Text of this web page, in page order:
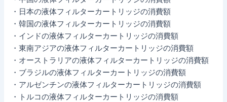
・日本の液体フィルターカートリッジの消費額
・韓国の液体フィルターカートリッジの消費額
・インドの液体フィルターカートリッジの消費額
・東南アジアの液体フィルターカートリッジの消費額
・オーストラリアの液体フィルターカートリッジの消費額
・ブラジルの液体フィルターカートリッジの消費額
・アルゼンチンの液体フィルターカートリッジの消費額
・トルコの液体フィルターカートリッジの消費額